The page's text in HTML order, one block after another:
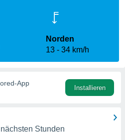
Norden
13
34 km/h
App
Installieren
Stunden